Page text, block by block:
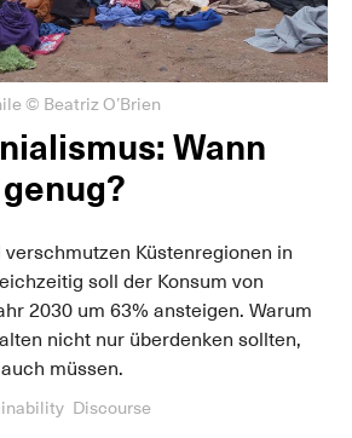
© Beatriz O’Brien
Wann
Küstenregionen in
soll der Konsum von
2030 um 63% ansteigen. Warum
nicht nur überdenken sollten,
müssen.
Discourse